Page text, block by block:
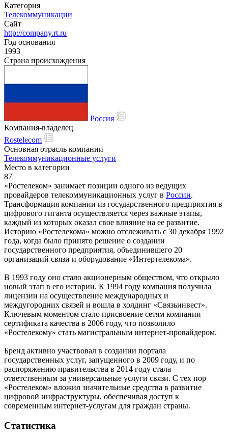
Категория
Телекоммуникации
Сайт
http://company.rt.ru
Год основания
1993
Страна происхождения
Россия
Компания-владелец
Rostelecom
Основная отрасль компании
Телекоммуникационные услуги
Место в категории
87
«Ростелеком» занимает позиции одного из ведущих
провайдеров телекоммуникационных услуг в России.
Трансформация компании из государственного предприятия в
цифрового гиганта осуществляется через важные этапы,
каждый из которых оказал свое влияние на ее развитие.
Историю «Ростелекома» можно отслеживать с 30 декабря 1992
года, когда было принято решение о создании
государственного предприятия, объединившего 20
организаций связи и оборудование «Интертелекома».
В 1993 году оно стало акционерным обществом, что открыло
новый этап в его истории. К 1994 году компания получила
лицензии на осуществление международных и
междугородних связей и вошла в холдинг «Связьинвест».
Ключевым моментом стало присвоение сетям компании
сертификата качества в 2006 году, что позволило
«Ростелекому» стать магистральным интернет-провайдером.
Бренд активно участвовал в создании портала
государственных услуг, запущенного в 2009 году, и по
распоряжению правительства в 2014 году стала
ответственным за универсальные услуги связи. С тех пор
«Ростелеком» вложил значительные средства в развитие
цифровой инфраструктуры, обеспечивая доступ к
современным интернет-услугам для граждан страны.
Статистика